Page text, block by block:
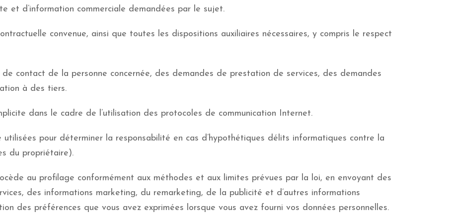
et d’information commerciale demandées par le sujet.
convenue, ainsi que toutes les dispositions auxiliaires nécessaires, y compris le respect
contact de la personne concernée, des demandes de prestation de services, des demandes
à des tiers.
dans le cadre de l’utilisation des protocoles de communication Internet.
pour déterminer la responsabilité en cas d’hypothétiques délits informatiques contre la
du propriétaire).
au profilage conformément aux méthodes et aux limites prévues par la loi, en envoyant des
des informations marketing, du remarketing, de la publicité et d’autres informations
des préférences que vous avez exprimées lorsque vous avez fourni vos données personnelles.